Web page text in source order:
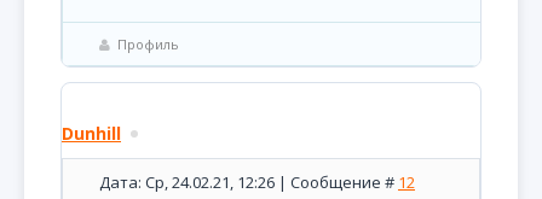
Профиль
Dunhill
Дата: Ср, 24.02.21, 12:26 | Сообщение # 12